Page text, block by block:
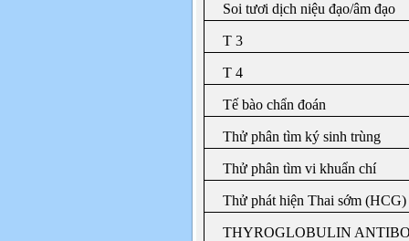
Soi tươi dịch niệu đạo/âm đạo
T 3
T 4
Tế bào chẩn đoán
Thử phân tìm ký sinh trùng
Thử phân tìm vi khuẩn chí
Thử phát hiện Thai sớm (HCG)
THYROGLOBULIN